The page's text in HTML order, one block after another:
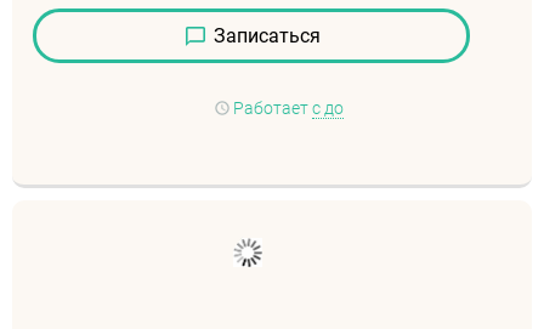
Записаться
Работает с до